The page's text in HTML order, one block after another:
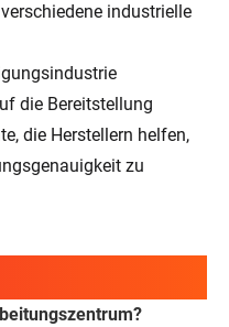
industrielle
die Bereitstellung
die Herstellern helfen,
zu